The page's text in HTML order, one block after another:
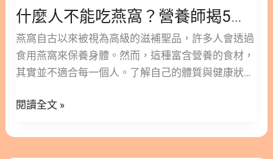
從掌握正確燕窩煮法開始 7. 燕窩電鍋燉煮常見問題
FAQ Q1：燉煮好的燕窩可以保存多久？ Q2：燕窩什
麼時候吃效果最好？ Q3：感冒的時候可以吃燕窩
嗎？ Q4：為什麼我煮的燕窩會化成水？ Q5：泡燕窩
的水可以直接拿來煮嗎？ 1. 乾燕窩怎麼煮法？從泡
業至關重要。乾燕窩怎麼煮法的第一個重點在於「耐
什麼人不能吃燕窩？營養師揭5大禁忌族群與副作用全解析
燕窩自古以來被視為高級的滋補聖品，許多人會透過
食用燕窩來保養身體。然而，這種富含營養的食材，
其實並不適合每一個人。了解自己的體質與健康狀
深入探討什麼人不能吃燕窩，並為您解析相關的功效
藏 1. 什麼人不能吃燕窩？不適合族群一次看 1.1. 蛋
族
群
與
副
用
解
閱讀全文 »